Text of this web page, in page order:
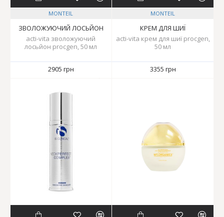
MONTEIL
ЗВОЛОЖУЮЧИЙ ЛОСЬЙОН
acti-vita зволожуючий
лосьйон procgen, 50 мл
2905 грн
MONTEIL
КРЕМ ДЛЯ ШИЇ
acti-vita крем для шиї procgen,
50 мл
3355 грн